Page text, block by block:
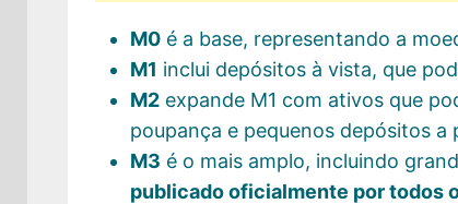
M0é a base, representando a
M1 inclui depósitos à vista, que
M2expande M1 com ativos que
poupança e pequenos depósitos a
M3 é o mais amplo, incluindo
publicado oficialmente por todos